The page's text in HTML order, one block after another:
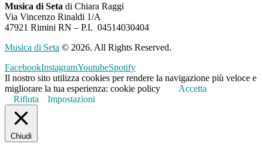
Musica di Seta di Chiara Raggi
Via Vincenzo Rinaldi 1/A
47921 Rimini RN – P.I. 04514030404
Musica di Seta © 2026. All Rights Reserved.
FacebookInstagramYoutubeSpotify
Il nostro sito utilizza cookies per rendere la navigazione più veloce e
migliorare la tua esperienza: cookie policy
Accetta
Rifiuta
Impostazioni
Chiudi